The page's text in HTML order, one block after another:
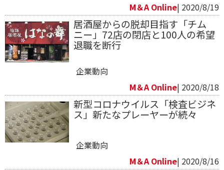
M＆A Online| 2020/8/19
居酒屋からの脱却目指す「チム
ニー」72店の閉店と100人の希望
退職を断行
企業動向
M＆A Online| 2020/8/18
新型コロナウイルス「検査ビジネ
ス」新たなプレーヤーが続々
企業動向
M＆A Online| 2020/8/16